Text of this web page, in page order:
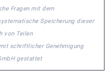
Fragen mit dem
Speicherung dieser
von Teilen
schriftlicher Genehmigung
gestattet